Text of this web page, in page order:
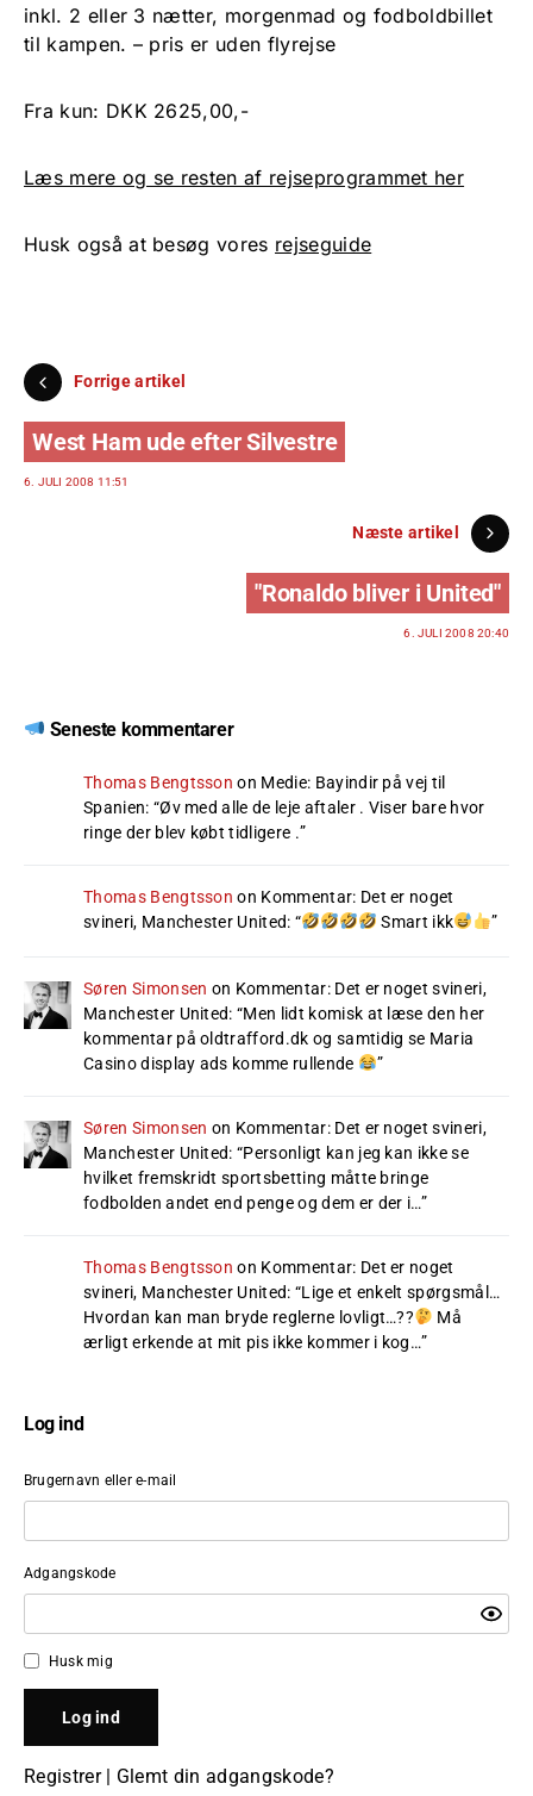
inkl. 2 eller 3 nætter, morgenmad og fodboldbillet
til kampen. – pris er uden flyrejse
Fra kun: DKK 2625,00,-
Læs mere og se resten af rejseprogrammet her
Husk også at besøg vores rejseguide
Forrige artikel
West Ham ude efter Silvestre
6. JULI 2008 11:51
Næste artikel
"Ronaldo bliver i United"
6. JULI 2008 20:40
Seneste kommentarer
Thomas Bengtsson on Medie: Bayindir på vej til
Spanien: “Øv med alle de leje aftaler . Viser bare hvor
ringe der blev købt tidligere .”
Thomas Bengtsson on Kommentar: Det er noget
svineri, Manchester United: “ Smart ikk ”
Søren Simonsen on Kommentar: Det er noget svineri,
Manchester United: “Men lidt komisk at læse den her
kommentar på oldtrafford.dk og samtidig se Maria
Casino display ads komme rullende
”
Søren Simonsen on Kommentar: Det er noget svineri,
Manchester United: “Personligt kan jeg kan ikke se
hvilket fremskridt sportsbetting måtte bringe
fodbolden andet end penge og dem er der i…”
Thomas Bengtsson on Kommentar: Det er noget
svineri, Manchester United: “Lige et enkelt spørgsmål…
Hvordan kan man bryde reglerne lovligt…??
Må
ærligt erkende at mit pis ikke kommer i kog…”
Log ind
Brugernavn eller e-mail
Adgangskode
Husk mig
Registrer| Glemt din adgangskode?